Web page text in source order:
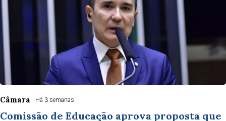
Câmara Há 3 semanas
Comissão de Educação aprova proposta que